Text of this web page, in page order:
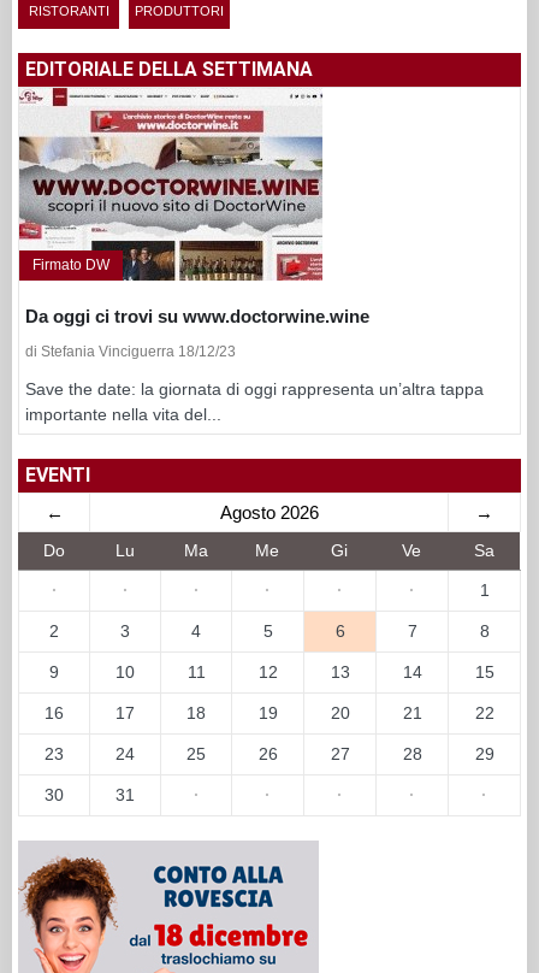
RISTORANTI PRODUTTORI
EDITORIALE DELLA SETTIMANA
Firmato DW
Da oggi ci trovi su www.doctorwine.wine
di Stefania Vinciguerra 18/12/23
Save the date: la giornata di oggi rappresenta un’altra tappa
importante nella vita del...
EVENTI
← Agosto 2026 →
Do Lu Ma Me Gi Ve Sa
· · · · · · 1
2 3 4 5 6 7 8
9 10 11 12 13 14 15
16 17 18 19 20 21 22
23 24 25 26 27 28 29
30 31 · · · · ·